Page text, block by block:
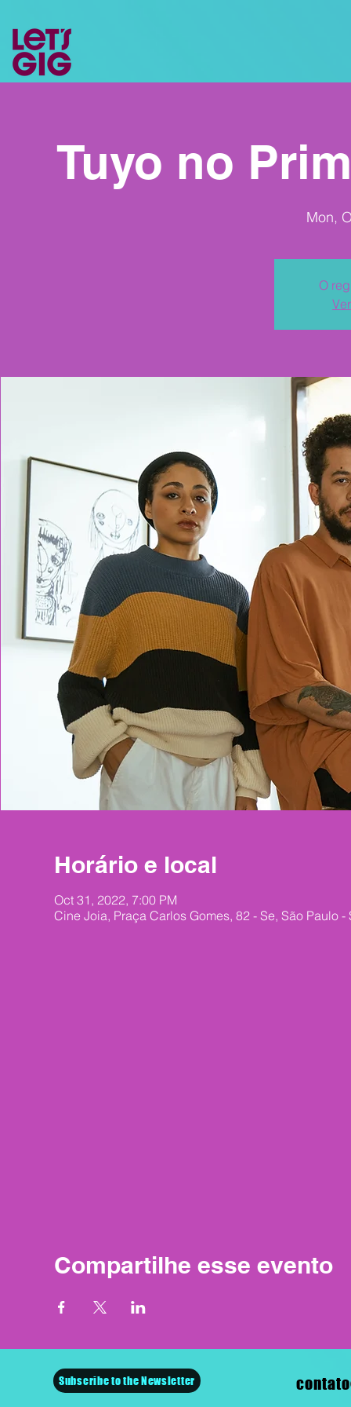
Tuyo no
Mon,
O
Horário e local
Oct 31, 2022, 7:00 PM
Cine Joia, Praça Carlos Gomes, 82 - Se, São Paulo -
Compartilhe esse evento
Subscribe to the Newsletter